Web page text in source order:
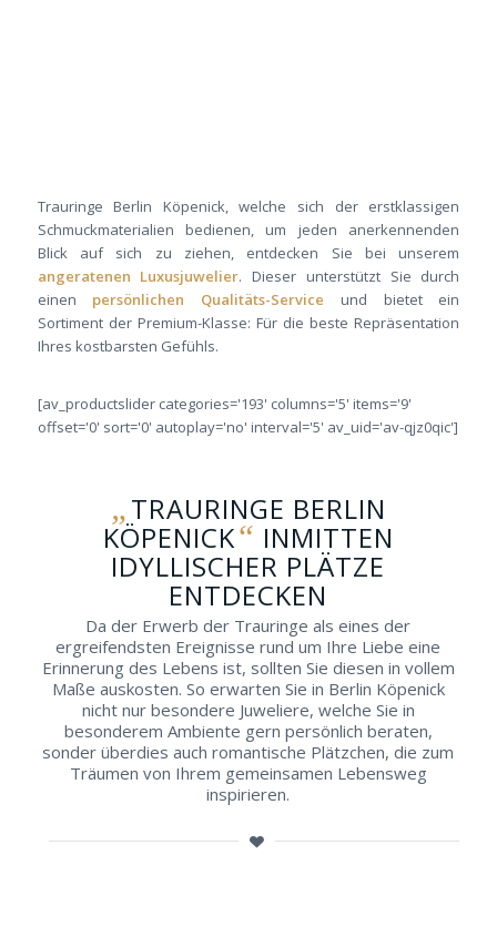
Trauringe Berlin Köpenick, welche sich der erstklassigen
Schmuckmaterialien bedienen, um jeden anerkennenden
Blick auf sich zu ziehen, entdecken Sie bei unserem
angeratenen Luxusjuwelier. Dieser unterstützt Sie durch
einen persönlichen Qualitäts-Service und bietet ein
Sortiment der Premium-Klasse: Für die beste Repräsentation
Ihres kostbarsten Gefühls.
[av_productslider categories='193' columns='5' items='9'
offset='0' sort='0' autoplay='no' interval='5' av_uid='av-qjz0qic']
„TRAURINGE BERLIN
KÖPENICK“ INMITTEN
IDYLLISCHER PLÄTZE
ENTDECKEN
Da der Erwerb der Trauringe als eines der
ergreifendsten Ereignisse rund um Ihre Liebe eine
Erinnerung des Lebens ist, sollten Sie diesen in vollem
Maße auskosten. So erwarten Sie in Berlin Köpenick
nicht nur besondere Juweliere, welche Sie in
besonderem Ambiente gern persönlich beraten,
sonder überdies auch romantische Plätzchen, die zum
Träumen von Ihrem gemeinsamen Lebensweg
inspirieren.